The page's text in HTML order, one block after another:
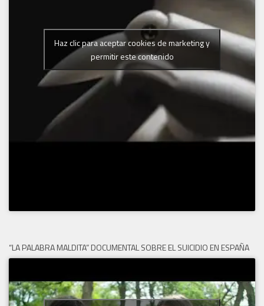
Haz clic para aceptar cookies de marketing y
permitir este contenido
“LA PALABRA MALDITA” DOCUMENTAL SOBRE EL SUICIDIO EN ESPAÑA